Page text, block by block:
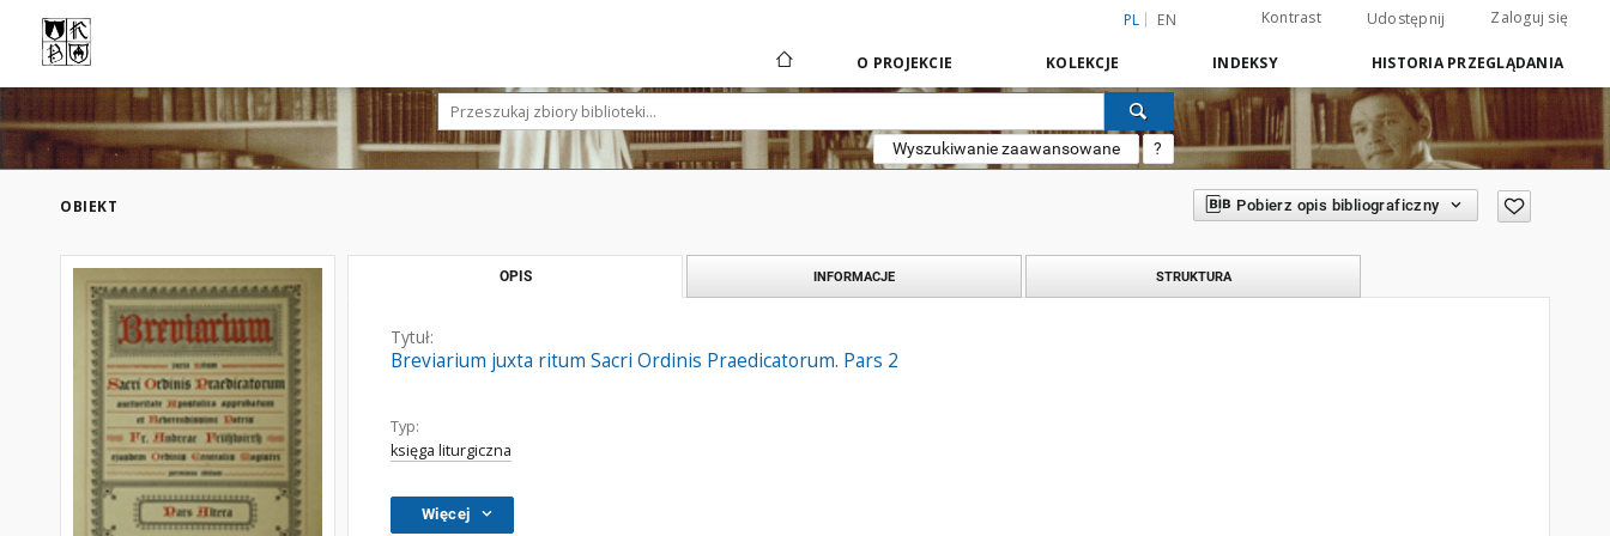
PL EN Kontrast Udostępnij Zaloguj się
O PROJEKCIE KOLEKCJE INDEKSY HISTORIA PRZEGLĄDANIA
Wyszukiwanie zaawansowane ?
OBIEKT Pobierz opis bibliograficzny
OPIS INFORMACJE STRUKTURA
Tytuł:
Breviarium juxta ritum Sacri Ordinis Praedicatorum. Pars 2
Typ:
księga liturgiczna
Więcej